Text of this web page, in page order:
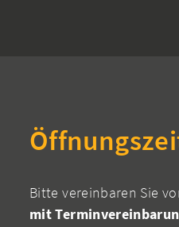
Bitte vereinbaren Sie
mit